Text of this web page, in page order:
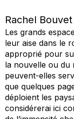
Rachel Bouvet
Les grands
leur aise dans le
approprié pour
la nouvelle ou du
peuvent-elles
que quelques
déploient les
considérerai ici